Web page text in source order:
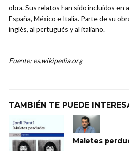
obra. Sus relatos han sido incluidos en
España, México e Italia. Parte de su
inglés, al portugués y al italiano.
Fuente: es.wikipedia.org
TAMBIÉN TE PUEDE
Maletes